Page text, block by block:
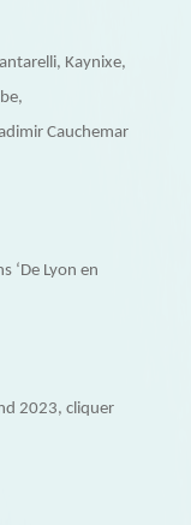
Kaynixe,
Cauchemar
‘De Lyon en
2023, cliquer